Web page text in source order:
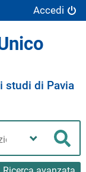
Accedi
studi di Pavia